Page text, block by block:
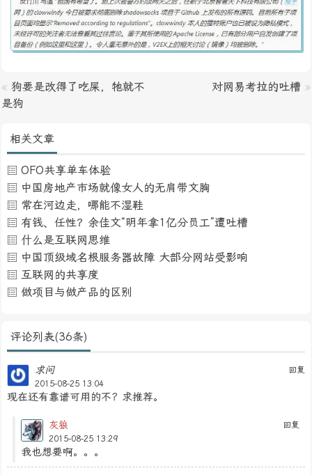
« 狗要是改得了吃屎，牠就不
是狗
对网易考拉的吐槽 »
相关文章
OFO共享单车体验
中国房地产市场就像女人的无肩带文胸
常在河边走，哪能不湿鞋
有钱、任性？余佳文“明年拿1亿分员工”遭吐槽
什么是互联网思维
中国顶级域名根服务器故障 大部分网站受影响
互联网的共享度
做项目与做产品的区别
评论列表(36条)
回复
求问
2015-08-25 13:04
现在还有靠谱可用的不？求推荐。
回复
灰狼
2015-08-25 13:29
我也想要啊。。。